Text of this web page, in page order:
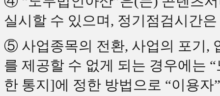
실시할 수 있으며, 정기점검시간
⑤ 사업종목의 전환, 사업의 포기,
를 제공할 수 없게 되는 경우에는
한 통지]에 정한 방법으로 “이용